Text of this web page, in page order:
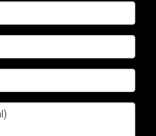
atraer más clientes
de aprender sobre el
tendencias del mercado
y mantente informado